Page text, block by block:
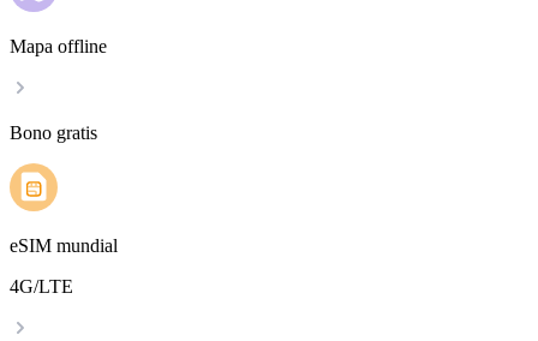
Mapa offline
Bono gratis
eSIM mundial
4G/LTE